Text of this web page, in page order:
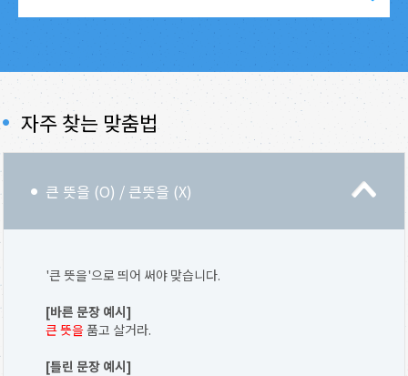
자주 찾는 맞춤법
큰 뜻을 (O) / 큰뜻을 (X)
'큰 뜻을'으로 띄어 써야 맞습니다.
[바른 문장 예시]
큰 뜻을품고 살거라.
[틀린 문장 예시]